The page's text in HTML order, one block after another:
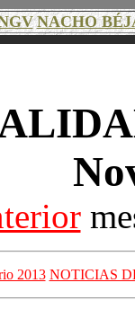
NACHO
2013 NOTICIAS